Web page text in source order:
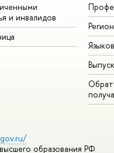
и инвалидов
образования РФ